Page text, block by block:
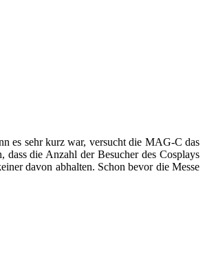
es sehr kurz war, versucht die MAG-C das
die Anzahl der Besucher des Cosplays
davon abhalten. Schon bevor die Messe